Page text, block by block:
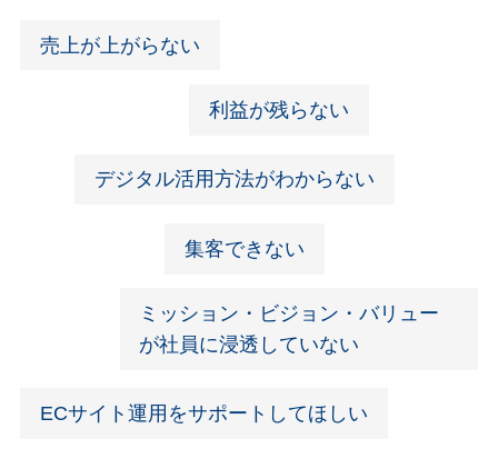
売上が上がらない
集客できない
利益が残らない
デジタル活用方法がわからない
ミッション・ビジョン・バリュー
が社員に浸透していない
ECサイト運用をサポートしてほしい